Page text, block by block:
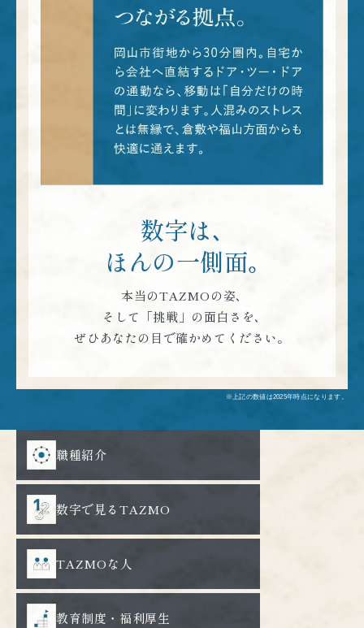
数字は､
ほんの一側面｡
本当のTAZMOの姿､
そして「挑戦」の面白さを､
ぜひあなたの目で確かめてください。
※上記の数値は2025年時点になります。
職種紹介
数字で見るTAZMO
TAZMOな人
教育制度・福利厚生